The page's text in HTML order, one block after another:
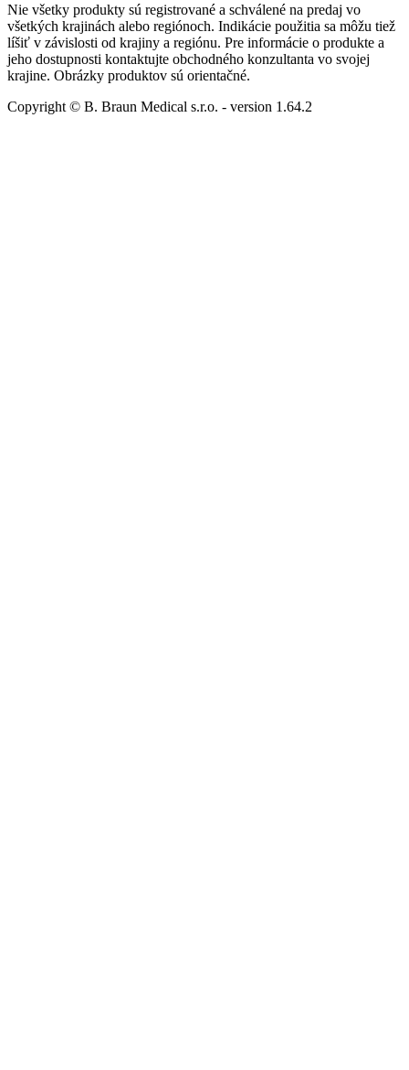
Nie všetky produkty sú registrované a schválené na predaj vo
všetkých krajinách alebo regiónoch. Indikácie použitia sa môžu tiež
líšiť v závislosti od krajiny a regiónu. Pre informácie o produkte a
jeho dostupnosti kontaktujte obchodného konzultanta vo svojej
krajine. Obrázky produktov sú orientačné.
Copyright © B. Braun Medical s.r.o. - version 1.64.2